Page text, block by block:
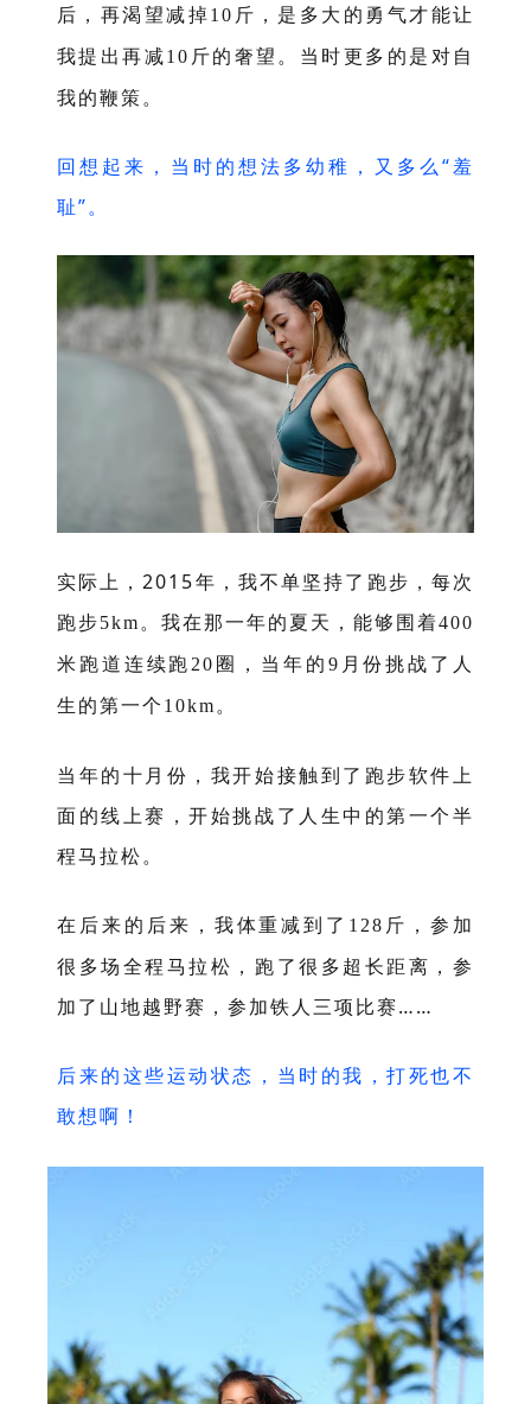
后，再渴望减掉10 斤，是多大的勇气才能让
我提出再减10斤的奢望。当时更多的是对自
我的鞭策。
回想起来，当时的想法多幼稚，又多么“羞
耻”。
实际上，2015年，我不单坚持了跑步，每次
跑步5km。 我在那一年的夏天，能够围着400
米跑道连续跑20 圈，当年的 9 月份挑战了人
生的第一个 10km。
当年的十月份，我开始接触到了跑步软件上
面的线上赛，开始挑战了人生中的第一个半
程马拉松。
在后来的后来，我体重减到了 128 斤，参加
很多场全程马拉松，跑了很多超长距离，参
加了山地越野赛，参加铁人三项比赛……
后来的这些运动状态，当时的我，打死也不
敢想啊！